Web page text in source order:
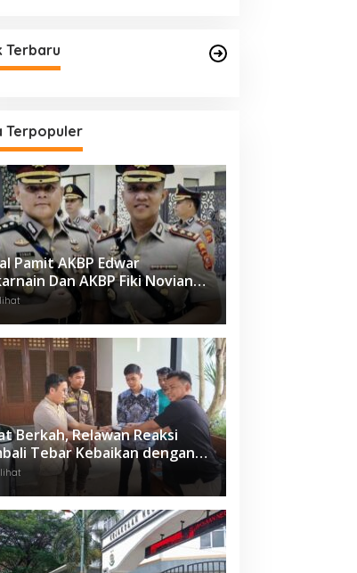
Terbaru
Terpopuler
Pamit AKBP Edwar
Dan AKBP Fiki Novian
Resmi Jabat Kapolres
Berkah, Relawan Reaksi
Tebar Kebaikan dengan
Kotak